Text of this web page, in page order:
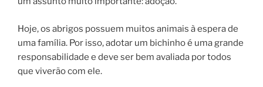
Hoje, os abrigos possuem muitos animais à espera de
uma família. Por isso, adotar um bichinho é uma grande
responsabilidade e deve ser bem avaliada por todos
que viverão com ele.